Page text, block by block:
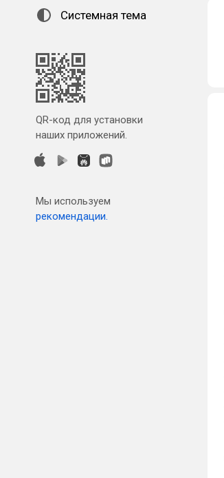
Системная тема
QR-код для установки
наших приложений.
Мы используем
рекомендации.